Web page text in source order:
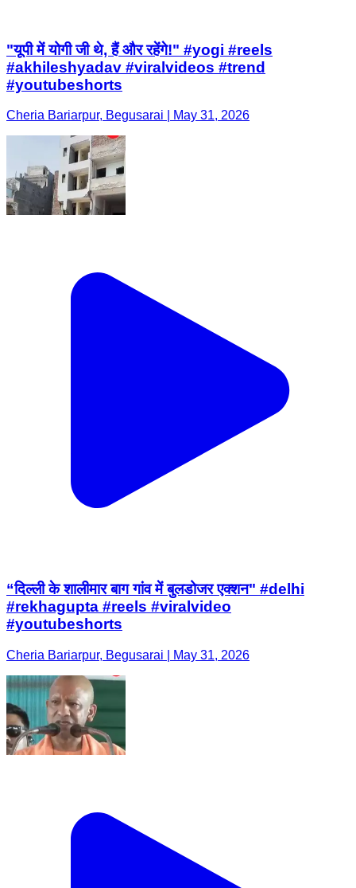
"यूपी में योगी जी थे, हैं और रहेंगे!" #yogi #reels
#akhileshyadav #viralvideos #trend
#youtubeshorts
Cheria Bariarpur, Begusarai | May 31, 2026
“दिल्ली के शालीमार बाग गांव में बुलडोजर एक्शन" #delhi
#rekhagupta #reels #viralvideo
#youtubeshorts
Cheria Bariarpur, Begusarai | May 31, 2026